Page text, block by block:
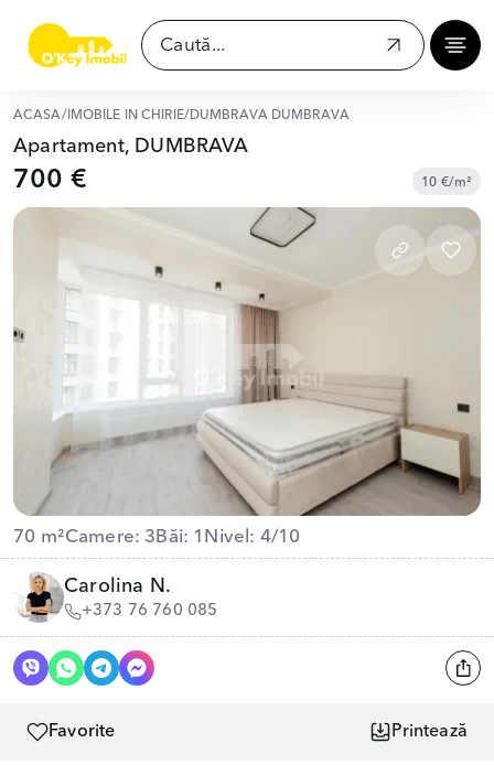
ACASĂ/ IMOBILE ÎN CHIRIE/ DUMBRAVA DUMBRAVA
Apartament, DUMBRAVA
700 € 10 €/m²
70 m²Camere: 3 Băi: 1 Nivel: 4/10
Carolina N.
+373 76 760 085
Favorite Printează